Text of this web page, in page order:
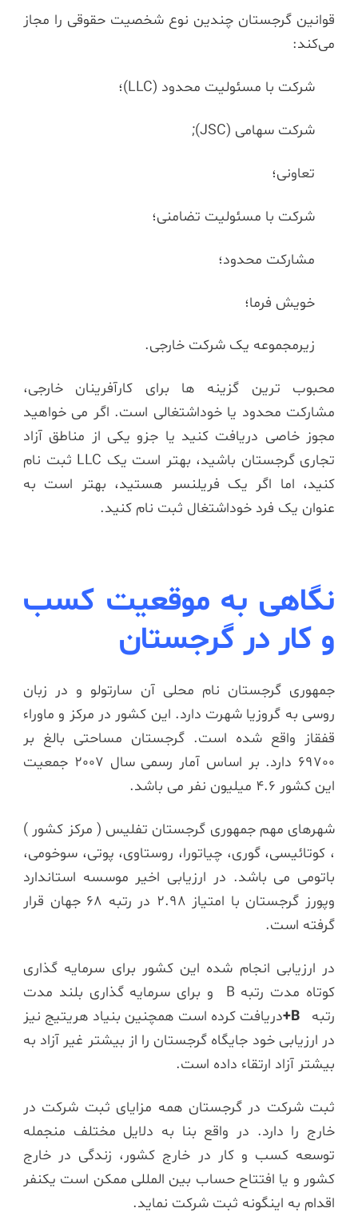
قوانین گرجستان چندین نوع شخصیت حقوقی را مجاز
می‌کند:
شرکت با مسئولیت محدود (LLC)؛
شرکت سهامی (JSC);
تعاونی؛
شرکت با مسئولیت تضامنی؛
مشارکت محدود؛
خویش فرما؛
زیرمجموعه یک شرکت خارجی.
محبوب ترین گزینه ها برای کارآفرینان خارجی،
مشارکت محدود یا خوداشتغالی است. اگر می خواهید
مجوز خاصی دریافت کنید یا جزو یکی از مناطق آزاد
تجاری گرجستان باشید، بهتر است یک LLC ثبت نام
کنید، اما اگر یک فریلنسر هستید، بهتر است به
عنوان یک فرد خوداشتغال ثبت نام کنید.
نگاهی به موقعیت کسب
و کار در گرجستان
جمهوری گرجستان نام محلی آن سارتولو و در زبان
روسی به گروزیا شهرت دارد. این کشور در مرکز و ماوراء
قفقاز واقع شده است. گرجستان مساحتی بالغ بر
69700 دارد. بر اساس آمار رسمی سال 2007 جمعیت
این کشور 4.6 میلیون نفر می باشد.
شهرهای مهم جمهوری گرجستان تفلیس ( مرکز کشور )
، کوتائیسی، گوری، چیاتورا، روستاوی، پوتی، سوخومی،
باتومی می باشد. در ارزیابی اخیر موسسه استاندارد
وپورز گرجستان با امتیاز 2.98 در رتبه 68 جهان قرار
گرفته است.
در ارزیابی انجام شده این کشور برای سرمایه گذاری
کوتاه مدت رتبه B و برای سرمایه گذاری بلند مدت
رتبه B
+دریافت کرده است همچنین بنیاد هریتیج نیز
در ارزیابی خود جایگاه گرجستان را از بیشتر غیر آزاد به
بیشتر آزاد ارتقاء داده است.
ثبت شرکت در گرجستان همه مزایای ثبت شرکت در
خارج را دارد. در واقع بنا به دلایل مختلف منجمله
توسعه کسب و کار در خارج کشور، زندگی در خارج
کشور و یا افتتاح حساب بین المللی ممکن است یکنفر
اقدام به اینگونه ثبت شرکت نماید.